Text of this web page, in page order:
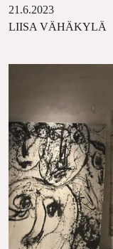
21.6.2023
LIISA VÄHÄKYLÄ